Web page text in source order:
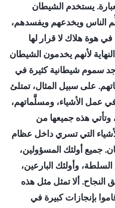
يستخدم الشيطان
الناس ويخدعهم ويفسدهم،
هوة هلاك لا قرار لها
لأنهم يخدمون الشيطان
سموم شيطانية كثيرة في
على سبيل المثال، تمتلئ
عمل الأشياء، ومسلَّماتهم،
وتأتي هذه جميعها من
التي تسري داخل عظام
جميع أولئك المسؤولين،
وأولئك البارعين،
ألا تمثل مثل هذه
بإنجازات كبيرة في